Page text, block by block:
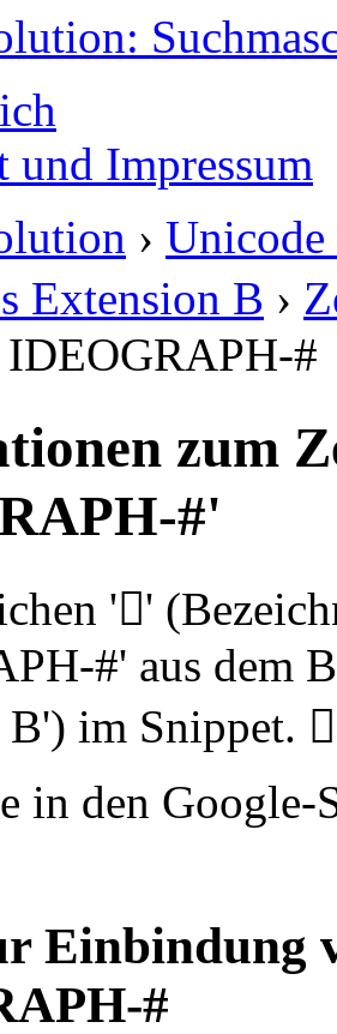
und Impressum
› Unicode
Extension B ›
#
zum
#'
'𩦀'
#' aus dem
im Snippet. 𩦀
in den Google-
#